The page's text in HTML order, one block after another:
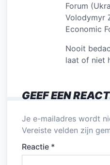
Forum
Volodymyr
Economic
Nooit
laat of niet
GEEF EEN
Je e-mailadres wordt
Vereiste velden zijn
Reactie *